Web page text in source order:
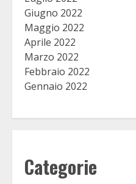
Giugno 2022
Maggio 2022
Aprile 2022
Marzo 2022
Febbraio 2022
Gennaio 2022
Categorie